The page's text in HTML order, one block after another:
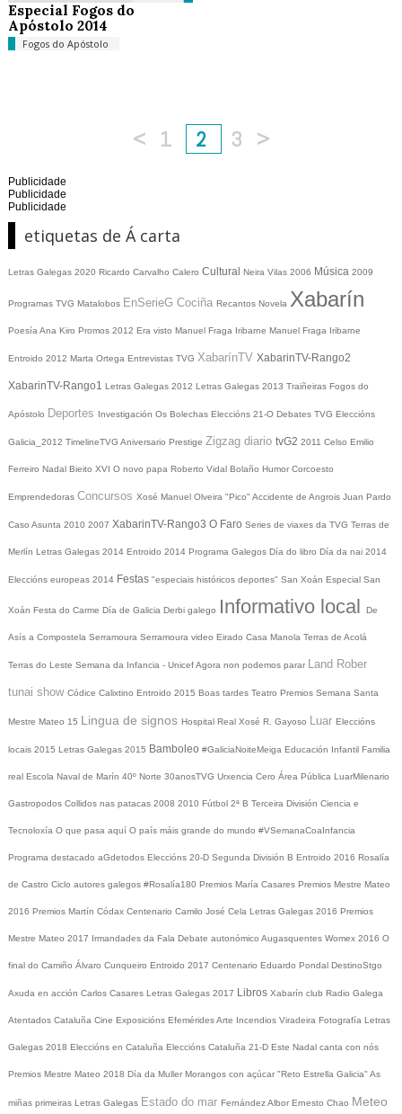
Especial Fogos do
Apóstolo 2014
Fogos do Apóstolo
< 1 2 3 >
Publicidade
Publicidade
Publicidade
etiquetas de Á carta
Letras Galegas 2020 Ricardo Carvalho Calero Cultural Neira Vilas 2006 Música 2009
Programas TVG Matalobos EnSerieG Cociña Recantos Novela Xabarín
Poesía Ana Kiro Promos 2012 Era visto Manuel Fraga Iribarne Manuel Fraga Iribarne
Entroido 2012 Marta Ortega Entrevistas TVG XabarínTV XabarinTV-Rango2
XabarinTV-Rango1 Letras Galegas 2012 Letras Galegas 2013 Traiñeiras Fogos do
Apóstolo Deportes Investigación Os Bolechas Eleccións 21-O Debates TVG Eleccións
Galicia_2012 TimelineTVG Aniversario Prestige Zigzag diario tvG2 2011 Celso Emilio
Ferreiro Nadal Bieito XVI O novo papa Roberto Vidal Bolaño Humor Corcoesto
Emprendedoras Concursos Xosé Manuel Olveira "Pico" Accidente de Angrois Juan Pardo
Caso Asunta 2010 2007 XabarinTV-Rango3 O Faro Series de viaxes da TVG Terras de
Merlín Letras Galegas 2014 Entroido 2014 Programa Galegos Día do libro Día da nai 2014
Eleccións europeas 2014 Festas "especiais históricos deportes" San Xoán Especial San
Xoán Festa do Carme Día de Galicia Derbi galego Informativo local De
Asís a Compostela Serramoura Serramoura video Eirado Casa Manola Terras de Acolá
Terras do Leste Semana da Infancia - UnicefAgora non podemos parar Land Rober
tunai show Códice Calixtino Entroido 2015 Boas tardes Teatro Premios Semana Santa
Mestre Mateo 15 Lingua de signos Hospital Real Xosé R. Gayoso Luar Eleccións
locais 2015 Letras Galegas 2015 Bamboleo #GaliciaNoiteMeiga Educación Infantil Familia
real Escola Naval de Marín 40º Norte 30anosTVG Urxencia Cero Área Pública LuarMilenario
Gastropodos Collidos nas patacas 2008 2010 Fútbol 2ª B Terceira División Ciencia e
Tecnoloxía O que pasa aquí O país máis grande do mundo #VSemanaCoaInfancia
Programa destacado aGdetodos Eleccións 20-D Segunda División B Entroido 2016 Rosalía
de Castro Ciclo autores galegos #Rosalía180 Premios María Casares Premios Mestre Mateo
2016 Premios Martín Códax Centenario Camilo José Cela Letras Galegas 2016 Premios
Mestre Mateo 2017 Irmandades da Fala Debate autonómico Augasquentes Womex 2016 O
final do Camiño Álvaro Cunqueiro Entroido 2017 Centenario Eduardo Pondal DestinoStgo
Axuda en acción Carlos Casares Letras Galegas 2017 Libros Xabarín club Radio Galega
Atentados Cataluña Cine Exposicións EfeméridesArte Incendios Viradeira Fotografía Letras
Galegas 2018 Eleccións en Cataluña Eleccións Cataluña 21-D Este Nadal canta con nós
Premios Mestre Mateo 2018 Día da Muller Morangos con açúcar "Reto Estrella Galicia" As
miñas primeiras Letras Galegas Estado do mar Fernández Albor Ernesto Chao Meteo